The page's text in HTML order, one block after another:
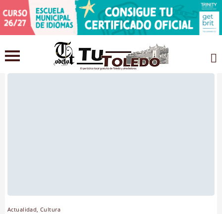
Actualidad,Cultura